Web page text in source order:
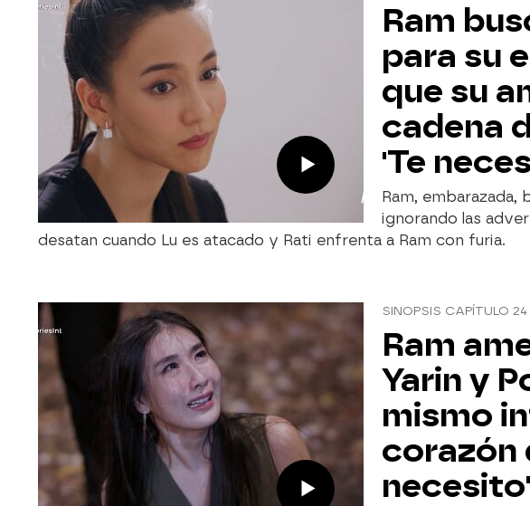
Ram
para su
que su
cadena
'Te
Ram, embarazada,
ignorando las
desatan cuando Lu es atacado y Rati enfrenta a Ram con furia.
SINOPSIS CAPÍTULO 24
Ram
Yarin y
mismo
corazón
necesito'